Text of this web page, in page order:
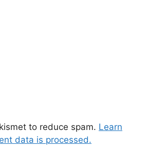
to reduce spam. Learn
data is processed.